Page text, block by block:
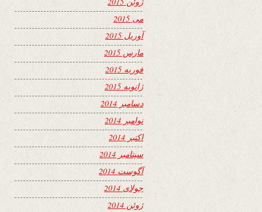
می 2015
آوریل 2015
مارس 2015
فوریه 2015
ژانویه 2015
دسامبر 2014
نوامبر 2014
اکتبر 2014
سپتامبر 2014
آگوست 2014
جولای 2014
ژوئن 2014